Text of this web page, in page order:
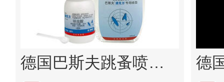
德国巴斯夫跳蚤喷雾蟑螂药灭杀蟑螂克星强力杀蟑神器非厨房喷雾胶饵5g+10g